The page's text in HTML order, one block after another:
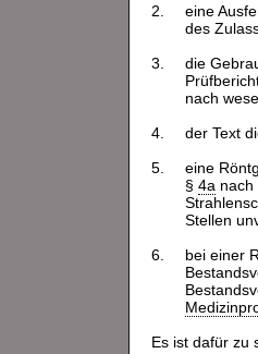
2.
eine
des
3.
die
nach
4.
der Text
5.
eine
§ 4a nach
Stellen
6.
bei einer
Es ist dafür zu